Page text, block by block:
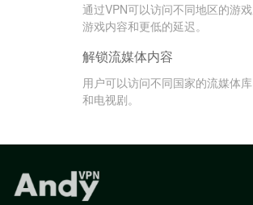
通过VPN可以访问不同地区的游
游戏内容和更低的延迟。
解锁流媒体内容
用户可以访问不同国家的流媒体
和电视剧。